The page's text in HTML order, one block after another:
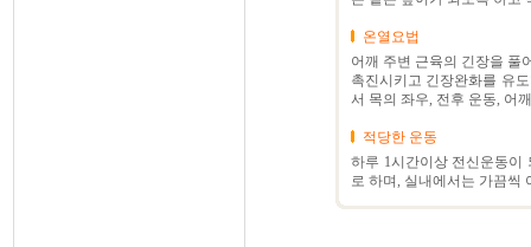
온열요법
어깨 주변 근육의 긴장을 풀
촉진시키고 긴장완화를 유
서 목의 좌우, 전후 운동, 어
적당한 운동
하루 1시간이상 전신운동이
로 하며, 실내에서는 가끔씩